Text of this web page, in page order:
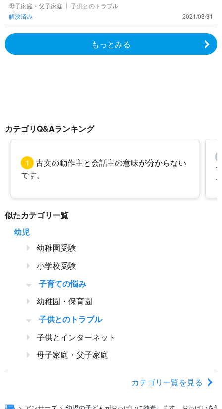
ら女っぽく等、一方の考え方に偏りやすくなってしまう
のでしょうか？息子が
母子家庭・父子家庭
子供とのトラブル
解決済み
2021/03/31
もっとみる
カテゴリQ&Aランキング
1
古文の動作主と会話主の意味が分からない
です。
似たカテゴリ一覧
幼児
幼稚園受験
小学校受験
子育ての悩み
幼稚園・保育園
子供とのトラブル
子供とインターネット
母子家庭・父子家庭
カテゴリ一覧を見る
アンサーズ 幼児の子どもがおっぱいに執着します。おっぱいを